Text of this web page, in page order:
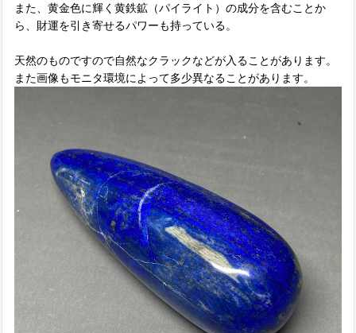
また、黄金色に輝く黄鉄鉱（パイライト）の成分を含むことか
ら、財運を引き寄せるパワーも持っている。
天然のものですので自然なクラックなどが入ることがあります。
また画像もモニタ環境によって多少異なることがあります。